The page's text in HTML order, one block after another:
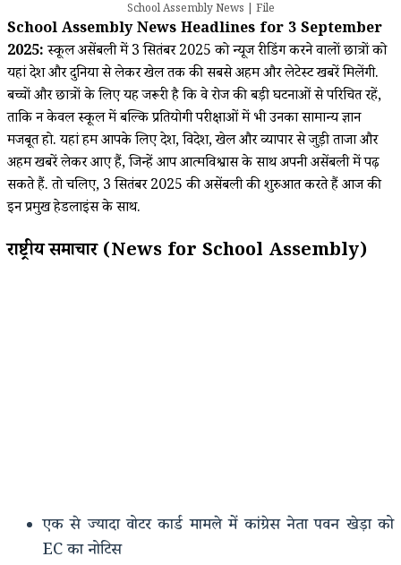
School Assembly News | File
School Assembly News Headlines for 3 September
2025:स्कूल असेंबली में 3 सितंबर 2025 को न्यूज रीडिंग करने वालों छात्रों को
यहां देश और दुनिया से लेकर खेल तक की सबसे अहम और लेटेस्ट खबरें मिलेंगी.
बच्चों और छात्रों के लिए यह जरूरी है कि वे रोज की बड़ी घटनाओं से परिचित रहें,
ताकि न केवल स्कूल में बल्कि प्रतियोगी परीक्षाओं में भी उनका सामान्य ज्ञान
मजबूत हो. यहां हम आपके लिए देश, विदेश, खेल और व्यापार से जुड़ी ताजा और
अहम खबरें लेकर आए हैं, जिन्हें आप आत्मविश्वास के साथ अपनी असेंबली में पढ़
सकते हैं. तो चलिए, 3 सितंबर 2025 की असेंबली की शुरुआत करते हैं आज की
इन प्रमुख हेडलाइंस के साथ.
राष्ट्रीय समाचार (News for School Assembly)
एक से ज्यादा वोटर कार्ड मामले में कांग्रेस नेता पवन खेड़ा को
EC का नोटिस